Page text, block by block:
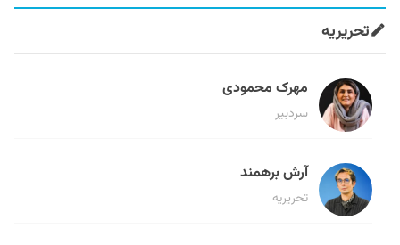
تحریریه
مهرک محمودی
سردبیر
آرش برهمند
تحریریه